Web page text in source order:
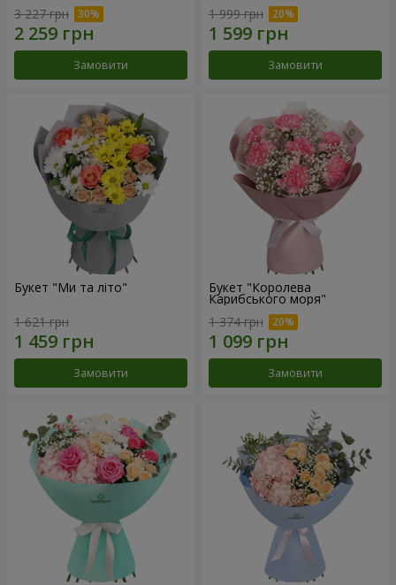
3 227 грн
Замовити
1 999 грн
Замовити
Букет "Ми та літо"
1 621 грн
Замовити
Букет "Королева
Карибського моря"
1 374 грн
Замовити